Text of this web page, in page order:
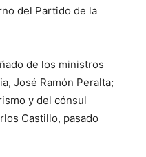
del Partido de la
de los ministros
José Ramón Peralta;
y del cónsul
Castillo, pasado